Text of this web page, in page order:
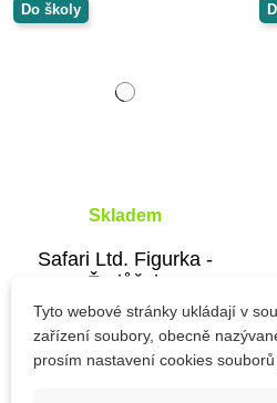
Do školy
Skladem
Safari Ltd. Figurka -
Žralůček
212 Kč236 Kč
Tyto webové stránky ukládají v
zařízení soubory, obecně
prosím nastavení cookies